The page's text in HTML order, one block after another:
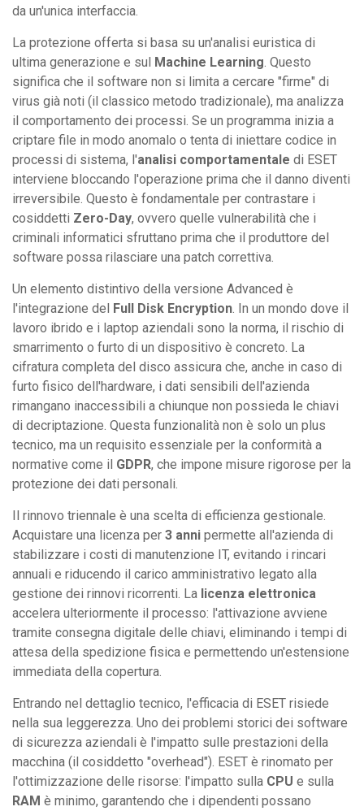
da un'unica interfaccia.
La protezione offerta si basa su un'analisi euristica di
ultima generazione e sul Machine Learning. Questo
significa che il software non si limita a cercare "firme" di
virus già noti (il classico metodo tradizionale), ma analizza
il comportamento dei processi. Se un programma inizia a
criptare file in modo anomalo o tenta di iniettare codice in
processi di sistema, l'analisi comportamentale di ESET
interviene bloccando l'operazione prima che il danno diventi
irreversibile. Questo è fondamentale per contrastare i
cosiddetti Zero-Day, ovvero quelle vulnerabilità che i
criminali informatici sfruttano prima che il produttore del
software possa rilasciare una patch correttiva.
Un elemento distintivo della versione Advanced è
l'integrazione del Full Disk Encryption. In un mondo dove il
lavoro ibrido e i laptop aziendali sono la norma, il rischio di
smarrimento o furto di un dispositivo è concreto. La
cifratura completa del disco assicura che, anche in caso di
furto fisico dell'hardware, i dati sensibili dell'azienda
rimangano inaccessibili a chiunque non possieda le chiavi
di decriptazione. Questa funzionalità non è solo un plus
tecnico, ma un requisito essenziale per la conformità a
normative come il GDPR, che impone misure rigorose per la
protezione dei dati personali.
Il rinnovo triennale è una scelta di efficienza gestionale.
Acquistare una licenza per 3 anni permette all'azienda di
stabilizzare i costi di manutenzione IT, evitando i rincari
annuali e riducendo il carico amministrativo legato alla
gestione dei rinnovi ricorrenti. La licenza elettronica
accelera ulteriormente il processo: l'attivazione avviene
tramite consegna digitale delle chiavi, eliminando i tempi di
attesa della spedizione fisica e permettendo un'estensione
immediata della copertura.
Entrando nel dettaglio tecnico, l'efficacia di ESET risiede
nella sua leggerezza. Uno dei problemi storici dei software
di sicurezza aziendali è l'impatto sulle prestazioni della
macchina (il cosiddetto "overhead"). ESET è rinomato per
l'ottimizzazione delle risorse: l'impatto sulla CPU e sulla
RAM è minimo, garantendo che i dipendenti possano